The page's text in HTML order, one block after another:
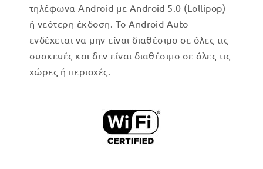
τηλέφωνα Android με Android 5.0 (Lollipop)
ή νεότερη έκδοση. Το Android Auto
ενδέχεται να μην είναι διαθέσιμο σε όλες τις
συσκευές και δεν είναι διαθέσιμο σε όλες τις
χώρες ή περιοχές.